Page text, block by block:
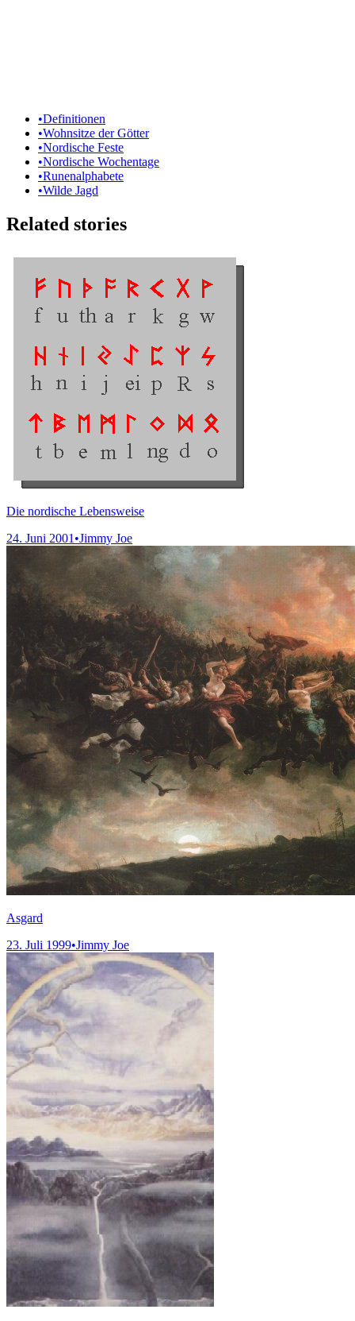
•Definitionen
•Wohnsitze der Götter
•Nordische Feste
•Nordische Wochentage
•Runenalphabete
•Wilde Jagd
Related stories
Die nordische Lebensweise
24. Juni 2001•Jimmy Joe
Asgard
23. Juli 1999•Jimmy Joe